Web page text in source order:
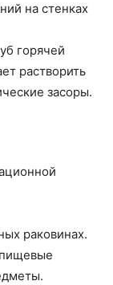
на стенках
горячей
растворить
засоры.
раковинах.